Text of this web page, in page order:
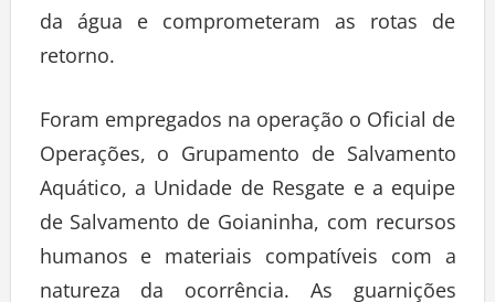
da água e comprometeram as rotas de
retorno.
Foram empregados na operação o Oficial de
Operações, o Grupamento de Salvamento
Aquático, a Unidade de Resgate e a equipe
de Salvamento de Goianinha, com recursos
humanos e materiais compatíveis com a
natureza da ocorrência. As guarnições